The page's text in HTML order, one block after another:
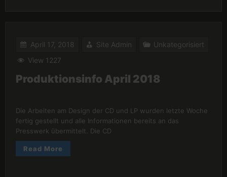
April 17, 2018 Site Admin
Unkategorisiert
View 1227
Produktionsinfo April 2018
Die Arbeiten am Design der CD und LP wurden letzte Woche
fertig gestellt und alle Informationen bereits an das
Presswerk übermittelt. Die CD
Read More